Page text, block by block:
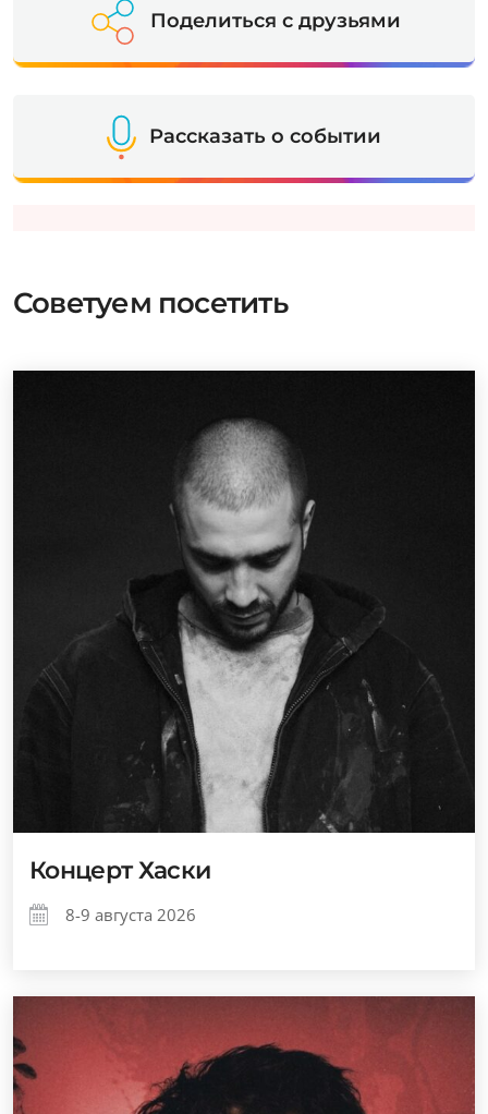
Поделиться с друзьями
Рассказать о событии
Советуем посетить
Концерт Хаски
8-9 августа 2026